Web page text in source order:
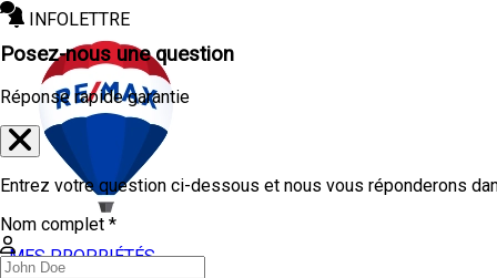
INFOLETTRE
MES PROPRIÉTÉS
Posez-nous une question
Réponse rapide garantie
Entrez votre question ci-dessous et nous vous réponderons
Nom complet *